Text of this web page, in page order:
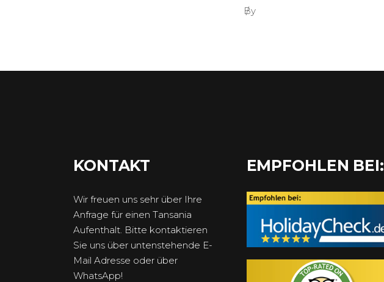
By
KONTAKT
Wir freuen uns sehr über Ihre
Anfrage für einen Tansania
Aufenthalt. Bitte kontaktieren
Sie uns über untenstehende E-
Mail Adresse oder über
WhatsApp!
EMPFOHLEN BEI: